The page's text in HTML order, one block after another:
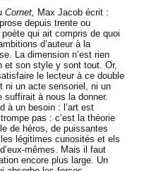
Cornet, Max Jacob écrit :
depuis trente ou
qui ait compris de quoi
d’auteur à la
La dimension n’est rien
et son style y sont tout. Or,
le lecteur à ce double
ni un acte sensoriel, ni un
à nous la donner.
à un besoin : l’art est
pas : c’est la théorie
de héros, de puissantes
légitimes curiosités et els
mêmes. Mais il faut
encore plus large. Un